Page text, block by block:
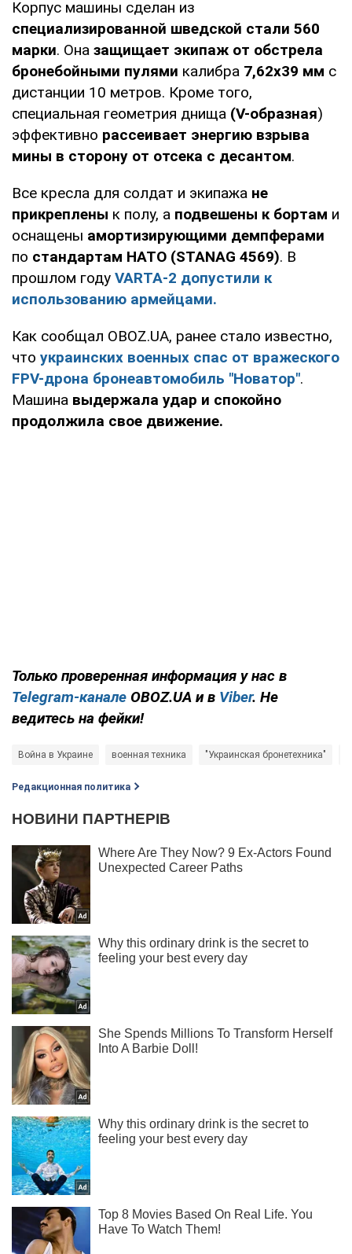
Корпус машины сделан из
специализированной шведской стали 560
марки. Она защищает экипаж от обстрела
бронебойными пулями калибра 7,62х39 мм с
дистанции 10 метров. Кроме того,
специальная геометрия днища (V-образная)
эффективно рассеивает энергию взрыва
мины в сторону от отсека с десантом.
Все кресла для солдат и экипажа не
прикреплены к полу, а подвешены к бортам и
оснащены амортизирующими демпферами
по стандартам НАТО (STANAG 4569). В
прошлом году VARTA-2 допустили к
использованию армейцами.
Как сообщал OBOZ.UA, ранее стало известно,
что украинских военных спас от вражеского
FPV-дрона бронеавтомобиль "Новатор".
Машина выдержала удар и спокойно
продолжила свое движение.
Только проверенная информация у нас в
Telegram-канале OBOZ.UA и в Viber. Не
ведитесь на фейки!
Война в Украине военная техника "Украинская бронетехника"
Редакционная политика